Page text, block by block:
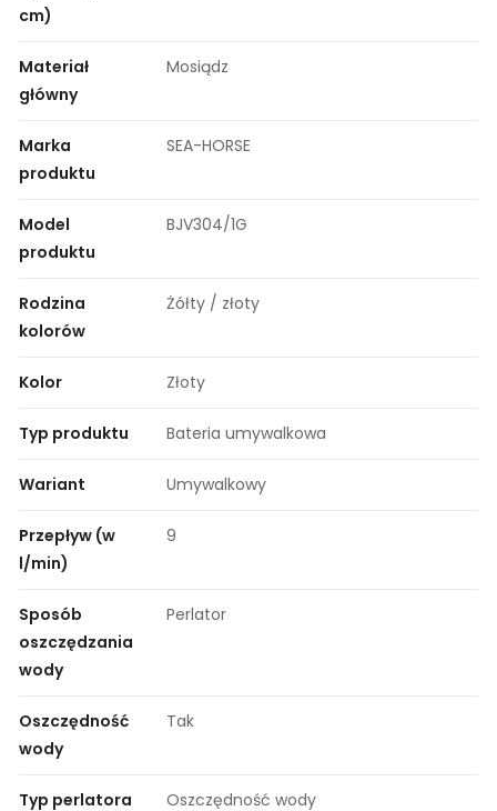
cm)
Materiał
główny
Mosiądz
Marka
produktu
SEA-HORSE
Model
produktu
BJV304/1G
Rodzina
kolorów
Żółty / złoty
Kolor Złoty
Typ produktu Bateria umywalkowa
Wariant Umywalkowy
Przepływ (w
l/min)
9
Sposób
oszczędzania
wody
Perlator
Oszczędność
wody
Tak
Typ perlatora Oszczędność wody